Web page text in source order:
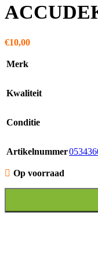
€10,00
Merk
Kwaliteit
Conditie
Artikelnummer
Op voorraad